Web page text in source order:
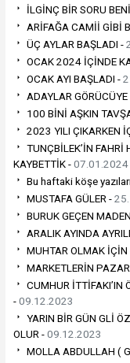
İLGİNÇ BİR SORU
ARİFAĞA CAMİİ GİBİ
ÜÇ AYLAR BAŞLADI -
OCAK 2024 İÇİNDE
OCAK AYI BAŞLADI -
ADAYLAR GÖRÜCÜYE
100 BİNİ AŞKIN
2023 YILI ÇIKARKEN
TUNÇBİLEK’İN FAHRİ
KAYBETTİK -07.01.2024
Bu haftaki köşe
MUSTAFA GÜLER -
BURUK GEÇEN
ARALIK AYINDA
MUHTAR OLMAK İÇİN
MARKETLERİN
CUMHUR İTTİFAKI’IN
-09.12.2023
YARIN BİR GÜN GLİ
OLUR -09.12.2023
MOLLA ABDULLAH (